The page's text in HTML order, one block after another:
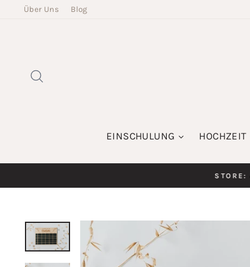
DirektÜber Uns Blog
EINSCHULUNG HOCHZEIT
STORE: